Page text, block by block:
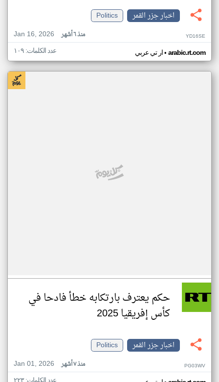
اخبار جزر القمر
Politics
Jan 16, 2026
منذ ٦ أشهر YD16SE
ار تي عربي• arabic.rt.com عدد الكلمات: ١٠٩
حكم يعترف بارتكابه خطأ فادحا في
كأس إفريقيا 2025
اخبار جزر القمر
Politics
Jan 01, 2026
منذ ٧ أشهر PG03WV
عدد الكلمات: ٢٢٣